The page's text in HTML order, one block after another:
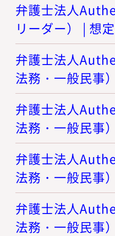
弁護士法人
リーダー） | 想
弁護士法人
法務・一般民事
弁護士法人
法務・一般民事
弁護士法人
法務・一般民事
弁護士法人
法務・一般民事